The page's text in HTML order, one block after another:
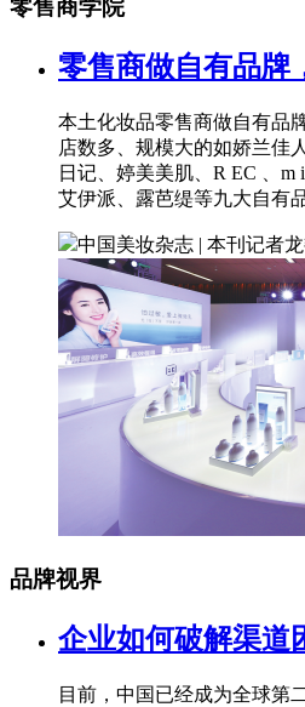
零售商学院
零售商做自有品牌
本土化妆品零售商做自有品
店数多、规模大的如娇兰佳
日记、婷美美肌、R EC 、m
艾伊派、露芭缇等九大自有
中国美妆杂志 | 本刊记者
品牌视界
企业如何破解渠道
目前，中国已经成为全球第